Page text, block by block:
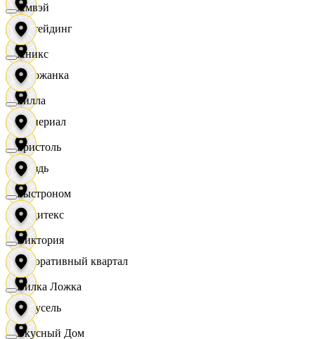
Ижтейдинг
Горожанка
Империал
Гроздь
Индитекс
Декоративный квартал
Карусель
Амвэй
Аникс
Билла
Бристоль
Быстроном
Виктория
Вилка Ложка
Вкусный Дом